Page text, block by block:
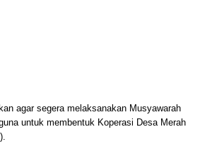
agar segera melaksanakan Musyawarah
untuk membentuk Koperasi Desa Merah